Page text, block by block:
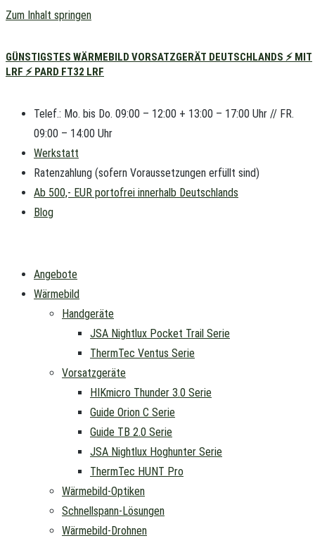
Zum Inhalt springen
GÜNSTIGSTES WÄRMEBILD VORSATZGERÄT DEUTSCHLANDS ⚡ MIT
LRF ⚡ PARD FT32 LRF
Telef.: Mo. bis Do. 09:00 – 12:00 + 13:00 – 17:00 Uhr // FR.
09:00 – 14:00 Uhr
Werkstatt
Ratenzahlung (sofern Voraussetzungen erfüllt sind)
Ab 500,- EUR portofrei innerhalb Deutschlands
Blog
Angebote
Wärmebild
Handgeräte
JSA Nightlux Pocket Trail Serie
ThermTec Ventus Serie
Vorsatzgeräte
HIKmicro Thunder 3.0 Serie
Guide Orion C Serie
Guide TB 2.0 Serie
JSA Nightlux Hoghunter Serie
ThermTec HUNT Pro
Wärmebild-Optiken
Schnellspann-Lösungen
Wärmebild-Drohnen